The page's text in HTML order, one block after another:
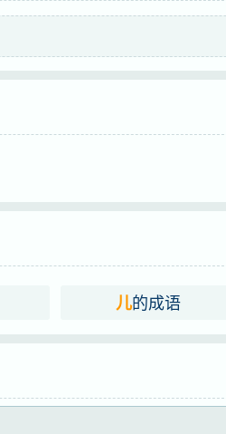
儿的成语